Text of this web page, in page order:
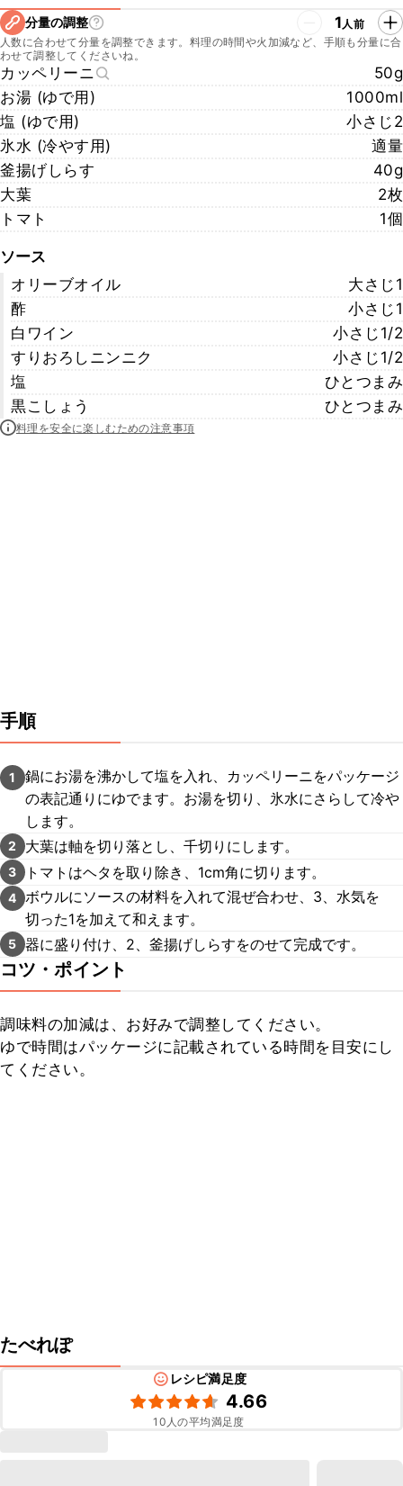
分量の調整 1人前
人数に合わせて分量を調整できます。料理の時間や火加減など、手順も分量に合
わせて調整してくださいね。
カッペリーニ
50g
お湯 (ゆで用)
1000ml
塩 (ゆで用)
小さじ2
氷水 (冷やす用)
適量
釜揚げしらす
40g
大葉
2枚
トマト
1個
ソース
オリーブオイル
大さじ1
酢
小さじ1
白ワイン
小さじ1/2
すりおろしニンニク
小さじ1/2
塩
ひとつまみ
黒こしょう
ひとつまみ
料理を安全に楽しむための注意事項
手順
1
鍋にお湯を沸かして塩を入れ、カッペリーニをパッケージ
の表記通りにゆでます。お湯を切り、氷水にさらして冷や
します。
2 大葉は軸を切り落とし、千切りにします。
3 トマトはヘタを取り除き、1cm角に切ります。
4 ボウルにソースの材料を入れて混ぜ合わせ、3、水気を
切った1を加えて和えます。
5 器に盛り付け、2、釜揚げしらすをのせて完成です。
コツ・ポイント
調味料の加減は、お好みで調整してください。
ゆで時間はパッケージに記載されている時間を目安にし
てください。
たべれぽ
レシピ満足度
4.66
10 人の平均満足度